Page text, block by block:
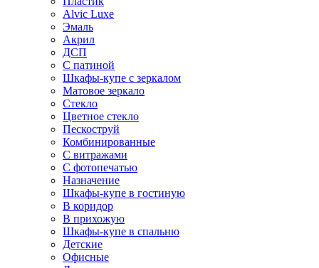
Alvic Luxe
Эмаль
Акрил
ДСП
С патиной
Шкафы-купе с зеркалом
Матовое зеркало
Стекло
Цветное стекло
Пескоструй
Комбинированные
С витражами
С фотопечатью
Назначение
Шкафы-купе в гостиную
В коридор
В прихожую
Шкафы-купе в спальню
Детские
Офисные